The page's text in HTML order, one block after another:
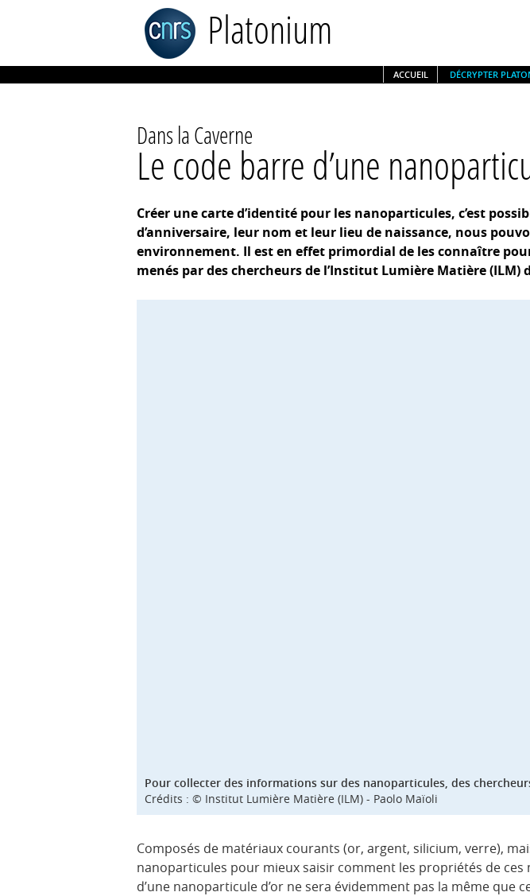
Platonium
ACCUEIL DÉCRYPTER
Dans la Caverne
Le code barre d’une
Créer une carte d’identité pour les nanoparticules, c’est
d’anniversaire, leur nom et leur lieu de naissance, nous
environnement. Il est en effet primordial de les connaître
menés par des chercheurs de l’Institut Lumière Matière (ILM)
Pour collecter des informations sur des nanoparticules, des
Crédits : © Institut Lumière Matière (ILM) - Paolo Maïoli
Composés de matériaux courants (or, argent, silicium, verre),
nanoparticules pour mieux saisir comment les propriétés de
d’une nanoparticule d’or ne sera évidemment pas la même que